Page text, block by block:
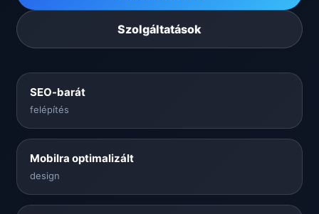
Szolgáltatások
SEO-barát
felépítés
Mobilra optimalizált
design